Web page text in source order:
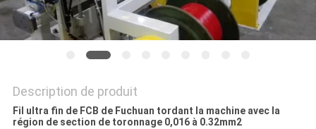
LES
AFFAIRES
PLAN
DU
Description de produit
Fil ultra fin de FCB de Fuchuan tordant la machine avec la
région de section de toronnage 0,016 à 0.32mm2